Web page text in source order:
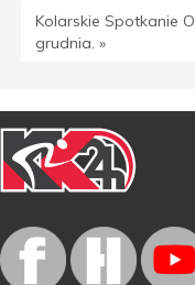
Kolarskie Spotkanie
grudnia. »